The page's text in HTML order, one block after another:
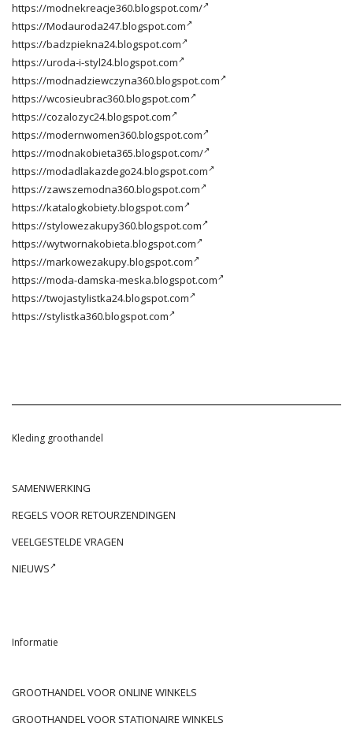
https://modnekreacje360.blogspot.com/
https://Modauroda247.blogspot.com
https://badzpiekna24.blogspot.com
https://uroda-i-styl24.blogspot.com
https://modnadziewczyna360.blogspot.com
https://wcosieubrac360.blogspot.com
https://cozalozyc24.blogspot.com
https://modernwomen360.blogspot.com
https://modnakobieta365.blogspot.com/
https://modadlakazdego24.blogspot.com
https://zawszemodna360.blogspot.com
https://katalogkobiety.blogspot.com
https://stylowezakupy360.blogspot.com
https://wytwornakobieta.blogspot.com
https://markowezakupy.blogspot.com
https://moda-damska-meska.blogspot.com
https://twojastylistka24.blogspot.com
https://stylistka360.blogspot.com
Kleding groothandel
SAMENWERKING
REGELS VOOR RETOURZENDINGEN
VEELGESTELDE VRAGEN
NIEUWS
Informatie
GROOTHANDEL VOOR ONLINE WINKELS
GROOTHANDEL VOOR STATIONAIRE WINKELS